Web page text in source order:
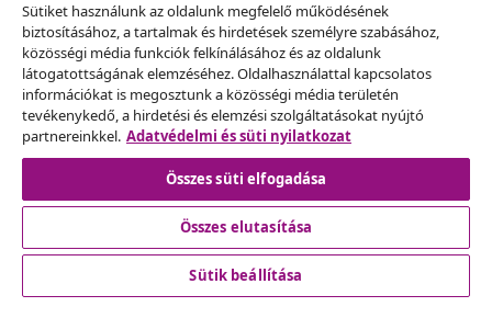
vidaXL
Fedezz fel többet
© 2008-2026 vidaXL A www.vidaxl.hu a vidaXL Marketplace
Sütiket használunk az oldalunk megfelelő működésének
biztosításához, a tartalmak és hirdetések személyre szabásához,
közösségi média funkciók felkínálásához és az oldalunk
látogatottságának elemzéséhez. Oldalhasználattal kapcsolatos
információkat is megosztunk a közösségi média területén
tevékenykedő, a hirdetési és elemzési szolgáltatásokat nyújtó
partnereinkkel. Adatvédelmi és süti nyilatkozat
Összes süti elfogadása
Összes elutasítása
Sütik beállítása